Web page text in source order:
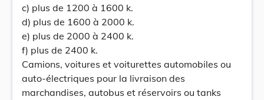
c) plus de 1200 à 1600 k.
d) plus de 1600 à 2000 k.
e) plus de 2000 à 2400 k.
f) plus de 2400 k.
Camions, voitures et voiturettes automobiles ou
auto-électriques pour la livraison des
marchandises, autobus et réservoirs ou tanks